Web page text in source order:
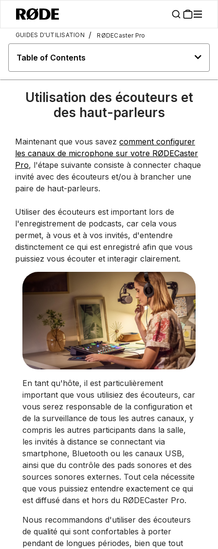
GUIDES D'UTILISATION / RØDECaster Pro
Table of Contents
Utilisation des écouteurs et
des haut-parleurs
Maintenant que vous savez comment configurer
les canaux de microphone sur votre RØDECaster
Pro, l'étape suivante consiste à connecter chaque
invité avec des écouteurs et/ou à brancher une
paire de haut-parleurs.
Utiliser des écouteurs est important lors de
l'enregistrement de podcasts, car cela vous
permet, à vous et à vos invités, d'entendre
distinctement ce qui est enregistré afin que vous
puissiez vous écouter et interagir clairement.
En tant qu'hôte, il est particulièrement
important que vous utilisiez des écouteurs, car
vous serez responsable de la configuration et
de la surveillance de tous les autres canaux, y
compris les autres participants dans la salle,
les invités à distance se connectant via
smartphone, Bluetooth ou les canaux USB,
ainsi que du contrôle des pads sonores et des
sources sonores externes. Tout cela nécessite
que vous puissiez entendre exactement ce qui
est diffusé dans et hors du RØDECaster Pro.
Nous recommandons d'utiliser des écouteurs
de qualité qui sont confortables à porter
pendant de longues périodes, bien que tout